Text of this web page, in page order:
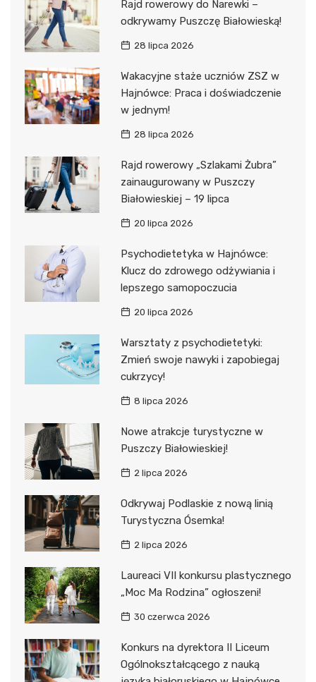
Rajd rowerowy do Narewki –
odkrywamy Puszczę Białowieską!
28 lipca 2026
Wakacyjne staże uczniów ZSZ w
Hajnówce: Praca i doświadczenie
w jednym!
28 lipca 2026
Rajd rowerowy „Szlakami Żubra”
zainaugurowany w Puszczy
Białowieskiej – 19 lipca
20 lipca 2026
Psychodietetyka w Hajnówce:
Klucz do zdrowego odżywiania i
lepszego samopoczucia
20 lipca 2026
Warsztaty z psychodietetyki:
Zmień swoje nawyki i zapobiegaj
cukrzycy!
8 lipca 2026
Nowe atrakcje turystyczne w
Puszczy Białowieskiej!
2 lipca 2026
Odkrywaj Podlaskie z nową linią
Turystyczna Ósemka!
2 lipca 2026
Laureaci VII konkursu plastycznego
„Moc Ma Rodzina” ogłoszeni!
30 czerwca 2026
Konkurs na dyrektora II Liceum
Ogólnokształcącego z nauką